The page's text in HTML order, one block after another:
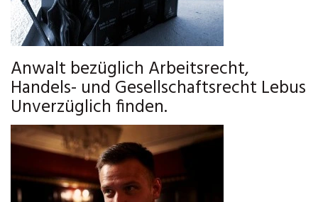
Anwalt bezüglich Arbeitsrecht,
Handels- und Gesellschaftsrecht Lebus
Unverzüglich finden.